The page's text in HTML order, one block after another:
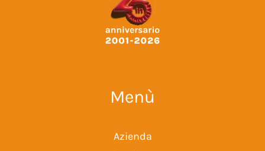
Menù
Azienda